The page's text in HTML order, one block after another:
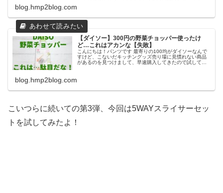
blog.hmp2blog.com
【ダイソー】300円の野菜チョッパー使ったけ
ど…これはアカンな【失敗】
こんにちは！パンツです 最寄りの100均がダイソーなんで
すけど、こないだキッチングッズ売り場に見慣れない商品
があるのを見つけまして、早速購入してきたので試してみ
blog.hmp2blog.com
こいつらに続いての第3弾、今回は5WAYスライサーセッ
トを試してみたよ！